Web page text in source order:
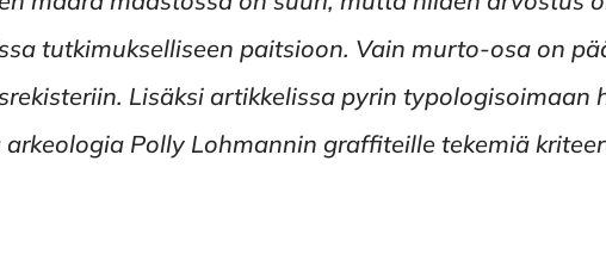
tutkimukselliseen paitsioon. Vain murto-osa on
Lisäksi artikkelissa pyrin typologisoimaan
Polly Lohmannin graffiteille tekemiä